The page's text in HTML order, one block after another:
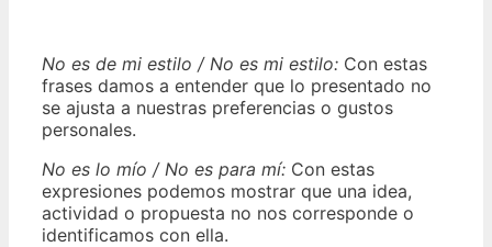
No es de mi estilo / No es mi estilo: Con estas
frases damos a entender que lo presentado no
se ajusta a nuestras preferencias o gustos
personales.
No es lo mío / No es para mí: Con estas
expresiones podemos mostrar que una idea,
actividad o propuesta no nos corresponde o
identificamos con ella.